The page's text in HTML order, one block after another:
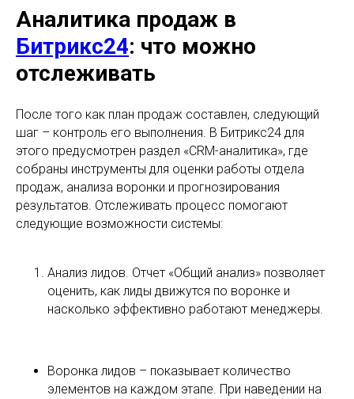
Аналитика продаж в
Битрикс24: что можно
отслеживать
После того как план продаж составлен, следующий
шаг – контроль его выполнения. В Битрикс24 для
этого предусмотрен раздел «CRM-аналитика», где
собраны инструменты для оценки работы отдела
продаж, анализа воронки и прогнозирования
результатов. Отслеживать процесс помогают
следующие возможности системы:
Анализ лидов. Отчет «Общий анализ» позволяет
оценить, как лиды движутся по воронке и
насколько эффективно работают менеджеры.
Воронка лидов – показывает количество
элементов на каждом этапе. При наведении на